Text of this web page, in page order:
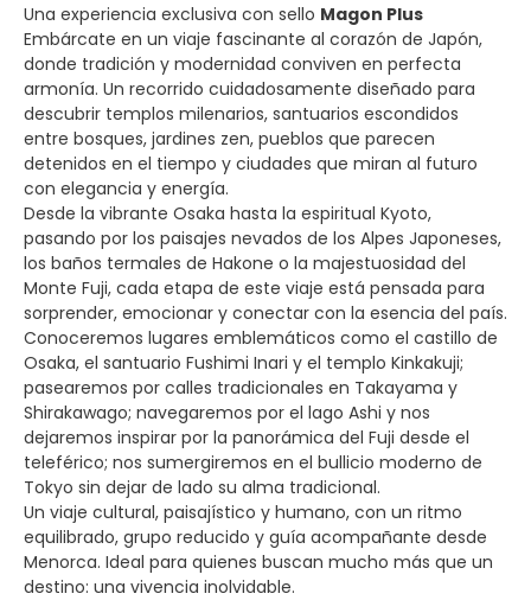
Una experiencia exclusiva con sello Magon Plus
Embárcate en un viaje fascinante al corazón de Japón,
donde tradición y modernidad conviven en perfecta
armonía. Un recorrido cuidadosamente diseñado para
descubrir templos milenarios, santuarios escondidos
entre bosques, jardines zen, pueblos que parecen
detenidos en el tiempo y ciudades que miran al futuro
con elegancia y energía.
Desde la vibrante Osaka hasta la espiritual Kyoto,
pasando por los paisajes nevados de los Alpes Japoneses,
los baños termales de Hakone o la majestuosidad del
Monte Fuji, cada etapa de este viaje está pensada para
sorprender, emocionar y conectar con la esencia del país.
Conoceremos lugares emblemáticos como el castillo de
Osaka, el santuario Fushimi Inari y el templo Kinkakuji;
pasearemos por calles tradicionales en Takayama y
Shirakawago; navegaremos por el lago Ashi y nos
dejaremos inspirar por la panorámica del Fuji desde el
teleférico; nos sumergiremos en el bullicio moderno de
Tokyo sin dejar de lado su alma tradicional.
Un viaje cultural, paisajístico y humano, con un ritmo
equilibrado, grupo reducido y guía acompañante desde
Menorca. Ideal para quienes buscan mucho más que un
destino: una vivencia inolvidable.